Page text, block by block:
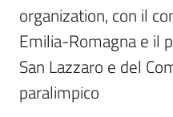
organization, con il
Emilia-Romagna e il
San Lazzaro e del
paralimpico